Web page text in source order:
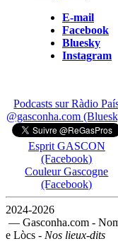
E-mail
Facebook
Bluesky
Instagram
Podcasts sur Ràdio
@gasconha.com
Esprit GASCON
(Facebook)
Couleur Gascogne
(Facebook)
2024-2026
— Gasconha.com -
e Lòcs - Nos lieux-dits